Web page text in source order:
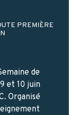
PREMIÈRE
de
et 10 juin
Organisé